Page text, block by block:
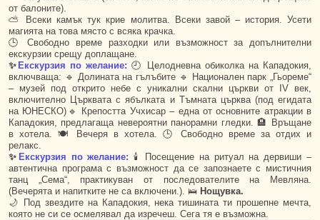
от балоните).
⛅ Всеки камък тук крие молитва. Всеки завой – история. Усети
магията на това място с всяка крачка.
🕒 Свободно време разходки или възможност за допълнителни
екскурзии срещу доплащане.
✨ Екскурзия по желание:🕘 Целодневна обиколка на Кападокия,
включваща: 🔹 Долината на гълъбите 🔹 Национален парк „Гьореме“
– музей под открито небе с уникални скални църкви от IV век,
включително Църквата с ябълката и Тъмната църква (под егидата
на ЮНЕСКО)🔹 Крепостта Учхисар – една от основните атракции в
Кападокия, предлагаща невероятни панорамни гледки. 🏨 Връщане
в хотела. 🍽 Вечеря в хотела. 🕒 Свободно време за отдих и
релакс.
✨ Екскурзия по желание:🕯 Посещение на ритуал на дервиши –
автентична програма с възможност да се запознаете с мистичния
танц „Сема“, практикуван от последователите на Мевляна.
(Вечерята и напитките не са включени.). 🛌 Нощувка.
🌙 Под звездите на Кападокия, нека тишината ти прошепне мечта,
която не си се осмелявал да изречеш. Сега тя е възможна.